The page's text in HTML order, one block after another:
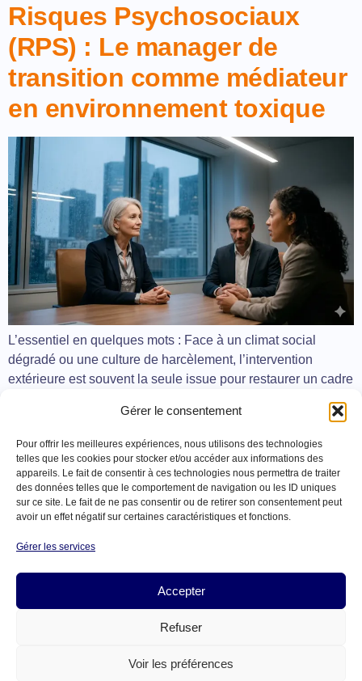
Gérer le consentement
Pour offrir les meilleures expériences, nous utilisons des technologies
telles que les cookies pour stocker et/ou accéder aux informations des
appareils. Le fait de consentir à ces technologies nous permettra de traiter
des données telles que le comportement de navigation ou les ID uniques
sur ce site. Le fait de ne pas consentir ou de retirer son consentement peut
avoir un effet négatif sur certaines caractéristiques et fonctions.
Gérer les services
Accepter
Refuser
Voir les préférences
Risques Psychosociaux
(RPS) : Le manager de
transition comme médiateur
en environnement toxique
L’essentiel en quelques mots : Face à un climat social
dégradé ou une culture de harcèlement, l’intervention
extérieure est souvent la seule issue pour restaurer un cadre
aucun passé dans l’entreprise, le manager de transition est
le seul capable de recueillir la parole […]
Prochain
Liens
utilesservices
À
Nos
Actualités
Nous
contacter
60